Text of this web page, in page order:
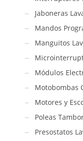
Jaboneras
Mandos
Manguitos
Módulos
Motobombas
Motores y
Poleas
Presostatos